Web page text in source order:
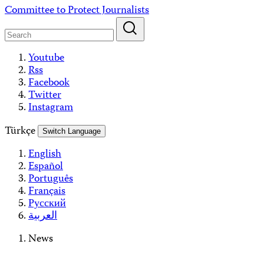
Skip
content
Committee to Protect Journalists
Youtube
Rss
Facebook
Twitter
Instagram
Türkçe
Switch Language
English
Español
Português
Français
Русский
العربية
News